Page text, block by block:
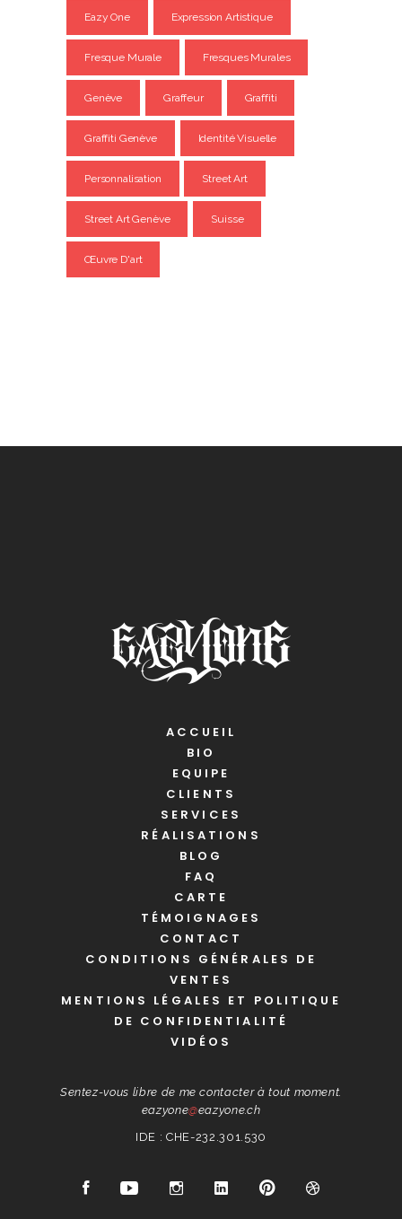
Eazy One Expression Artistique
Fresque Murale Fresques Murales
Genève Graffeur Graffiti
Graffiti Genève Identité Visuelle
Personnalisation Street Art
Street Art Genève Suisse
Œuvre D'art
ACCUEIL
BIO
EQUIPE
CLIENTS
SERVICES
RÉALISATIONS
BLOG
FAQ
CARTE
TÉMOIGNAGES
CONTACT
CONDITIONS GÉNÉRALES DE
VENTES
MENTIONS LÉGALES ET POLITIQUE
DE CONFIDENTIALITÉ
VIDÉOS
Sentez-vous libre de me contacter à tout moment.
eazyone@eazyone.ch
IDE : CHE-232.301.530